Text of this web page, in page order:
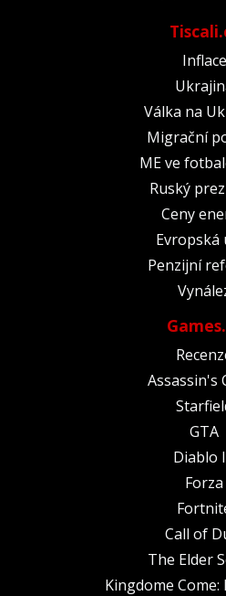
Inflace
Válka na
Migrační
ME ve
Ruský
Ceny
Evropská
Penzijní
Assassin's
GTA
Diablo
Forza
Call of
The Elder
Kingdome Come: